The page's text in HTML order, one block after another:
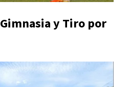
y Tiro por